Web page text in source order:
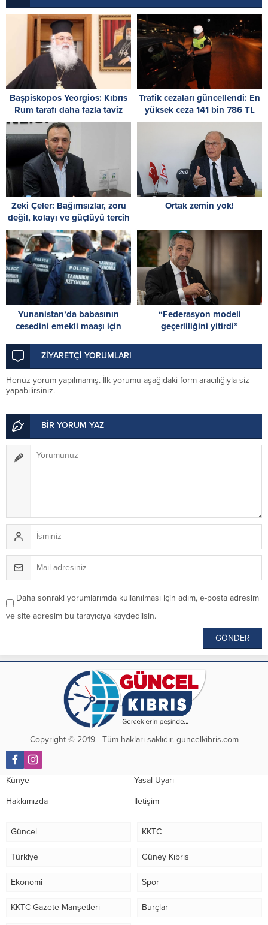
Başpiskopos Yeorgios: Kıbrıs
Rum tarafı daha fazla taviz
vermemeli
Trafik cezaları güncellendi: En
yüksek ceza 141 bin 786 TL
Zeki Çeler: Bağımsızlar, zoru
değil, kolayı ve güçlüyü tercih
etti
Ortak zemin yok!
Yunanistan’da babasının
cesedini emekli maaşı için
yakalandı
“Federasyon modeli
geçerliliğini yitirdi”
ZİYARETÇİ YORUMLARI
Henüz yorum yapılmamış. İlk yorumu aşağıdaki form aracılığıyla siz
yapabilirsiniz.
BİR YORUM YAZ
Daha sonraki yorumlarımda kullanılması için adım, e-posta adresim
ve site adresim bu tarayıcıya kaydedilsin.
Copyright © 2019 - Tüm hakları saklıdır. guncelkibris.com
Künye Yasal Uyarı
Hakkımızda İletişim
Güncel KKTC
Türkiye Güney Kıbrıs
Ekonomi Spor
KKTC Gazete Manşetleri Burçlar